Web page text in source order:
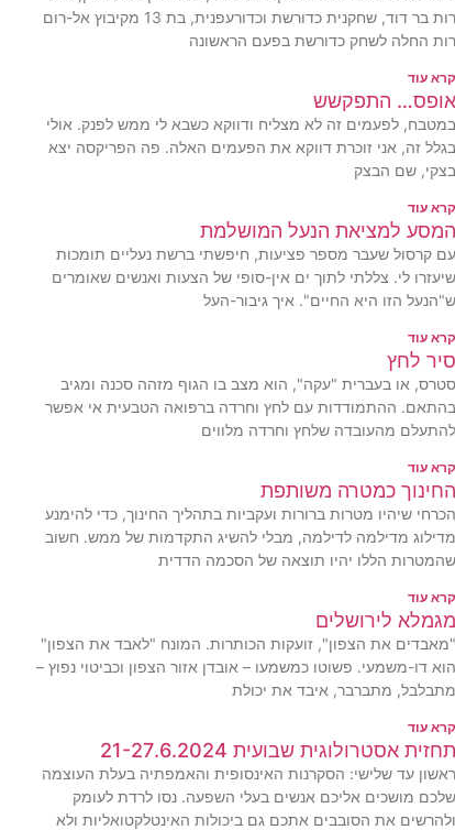
רות בר דוד, שחקנית כדורשת וכדורעפנית, בת 13 מקיבוץ אל-רום
רות החלה לשחק כדורשת בפעם הראשונה
קרא עוד
אופס… התפקשש
במטבח, לפעמים זה לא מצליח ודווקא כשבא לי ממש לפנק. אולי
בגלל זה, אני זוכרת דווקא את הפעמים האלה. פה הפריקסה יצא
בצקי, שם הבצק
קרא עוד
המסע למציאת הנעל המושלמת
עם קרסול שעבר מספר פציעות, חיפשתי ברשת נעליים תומכות
שיעזרו לי. צללתי לתוך ים אין-סופי של הצעות ואנשים שאומרים
ש"הנעל הזו היא החיים". איך גיבור-העל
קרא עוד
סיר לחץ
סטרס, או בעברית "עקה", הוא מצב בו הגוף מזהה סכנה ומגיב
בהתאם. ההתמודדות עם לחץ וחרדה ברפואה הטבעית אי אפשר
להתעלם מהעובדה שלחץ וחרדה מלווים
קרא עוד
החינוך כמטרה משותפת
הכרחי שיהיו מטרות ברורות ועקביות בתהליך החינוך, כדי להימנע
מדילוג מדילמה לדילמה, מבלי להשיג התקדמות של ממש. חשוב
שהמטרות הללו יהיו תוצאה של הסכמה הדדית
קרא עוד
מגמלא לירושלים
"מאבדים את הצפון", זועקות הכותרות. המונח "לאבד את הצפון"
הוא דו-משמעי. פשוטו כמשמעו – אובדן אזור הצפון וכביטוי נפוץ –
מתבלבל, מתברבר, איבד את יכולת
קרא עוד
תחזית אסטרולוגית שבועית 21-27.6.2024
ראשון עד שלישי: הסקרנות האינסופית והאמפתיה בעלת העוצמה
שלכם מושכים אליכם אנשים בעלי השפעה. נסו לרדת לעומק
ולהרשים את הסובבים אתכם גם ביכולות האינטלקטואליות ולא